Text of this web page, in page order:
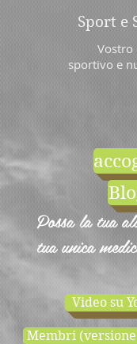
Sport e
Vostro
sportivo e
Possa la tua
tua unica
Video su
Membri